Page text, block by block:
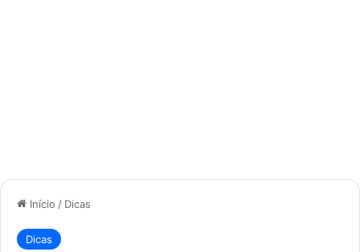
Início / Dicas
Dicas